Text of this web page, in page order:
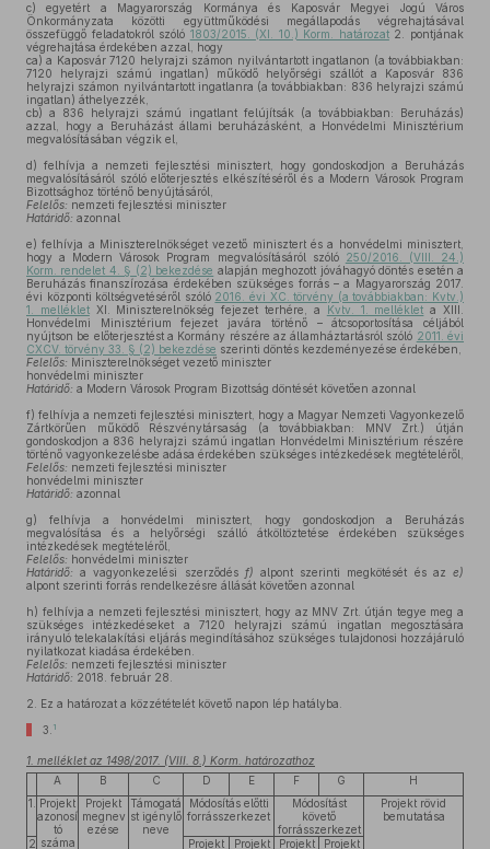
c) egyetért a Magyarország Kormánya és Kaposvár Megyei Jogú Város
Önkormányzata közötti együttműködési megállapodás végrehajtásával
összefüggő feladatokról szóló 1803/2015. (XI. 10.) Korm. határozat2. pontjának
végrehajtása érdekében azzal, hogy
ca) a Kaposvár 7120 helyrajzi számon nyilvántartott ingatlanon (a továbbiakban:
7120 helyrajzi számú ingatlan) működő helyőrségi szállót a Kaposvár 836
helyrajzi számon nyilvántartott ingatlanra (a továbbiakban: 836 helyrajzi számú
ingatlan) áthelyezzék,
cb) a 836 helyrajzi számú ingatlant felújítsák (a továbbiakban: Beruházás)
azzal, hogy a Beruházást állami beruházásként, a Honvédelmi Minisztérium
megvalósításában végzik el,
d) felhívja a nemzeti fejlesztési minisztert, hogy gondoskodjon a Beruházás
megvalósításáról szóló előterjesztés elkészítéséről és a Modern Városok Program
Bizottsághoz történő benyújtásáról,
Felelős: nemzeti fejlesztési miniszter
Határidő: azonnal
e) felhívja a Miniszterelnökséget vezető minisztert és a honvédelmi minisztert,
hogy a Modern Városok Program megvalósításáról szóló 250/2016. (VIII. 24.)
Korm. rendelet 4. § (2) bekezdése alapján meghozott jóváhagyó döntés esetén a
Beruházás finanszírozása érdekében szükséges forrás – a Magyarország 2017.
évi központi költségvetéséről szóló 2016. évi XC. törvény (a továbbiakban: Kvtv.)
1. mellékletXI. Miniszterelnökség fejezet terhére, a Kvtv. 1. melléklet a XIII.
Honvédelmi Minisztérium fejezet javára történő – átcsoportosítása céljából
nyújtson be előterjesztést a Kormány részére az államháztartásról szóló 2011. évi
CXCV. törvény 33. § (2) bekezdése szerinti döntés kezdeményezése érdekében,
Felelős: Miniszterelnökséget vezető miniszter
honvédelmi miniszter
Határidő: a Modern Városok Program Bizottság döntését követően azonnal
f) felhívja a nemzeti fejlesztési minisztert, hogy a Magyar Nemzeti Vagyonkezelő
Zártkörűen működő Részvénytársaság (a továbbiakban: MNV Zrt.) útján
gondoskodjon a 836 helyrajzi számú ingatlan Honvédelmi Minisztérium részére
történő vagyonkezelésbe adása érdekében szükséges intézkedések megtételéről,
Felelős: nemzeti fejlesztési miniszter
honvédelmi miniszter
Határidő: azonnal
g) felhívja a honvédelmi minisztert, hogy gondoskodjon a Beruházás
megvalósítása és a helyőrségi szálló átköltöztetése érdekében szükséges
intézkedések megtételéről,
Felelős: honvédelmi miniszter
Határidő: a vagyonkezelési szerződés f) alpont szerinti megkötését és aze)
alpont szerinti forrás rendelkezésre állását követően azonnal
h) felhívja a nemzeti fejlesztési minisztert, hogy az MNV Zrt. útján tegye meg a
szükséges intézkedéseket a 7120 helyrajzi számú ingatlan megosztására
irányuló telekalakítási eljárás megindításához szükséges tulajdonosi hozzájáruló
nyilatkozat kiadása érdekében.
Felelős: nemzeti fejlesztési miniszter
Határidő: 2018. február 28.
2.
Ez a határozat a közzétételét követő napon lép hatályba.
3. 1
1. melléklet az 1498/2017. (VIII. 8.) Korm. határozathoz
A
B C D E F G
H
1.
Projekt
azonosí
tó
száma
Projekt
megnev
ezése
Támogatá
st igénylő
neve
Módosítás előtti
forrásszerkezet
Módosítást
követő
forrásszerkezet
Projekt rövid
bemutatása
2
Projekt
Projekt
Projekt
Projekt